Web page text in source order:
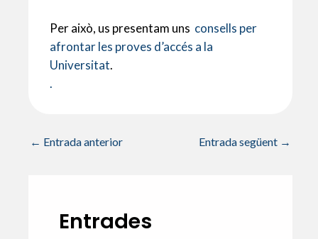
Per això, us presentam uns consells per
afrontar les proves d’accés a la
Universitat.
.
← Entrada anterior Entrada següent →
Entrades